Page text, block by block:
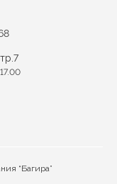
“Багира”